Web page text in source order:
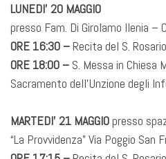
LUNEDI’ 20 MAGGIO
presso Fam. Di Girolamo Ilenia –
ORE 16:30 –Recita del S. Rosario
ORE 18:00 – S. Messa in Chiesa
Sacramento dell’Unzione degli
MARTEDI’ 21 MAGGIOpresso
“La Provvidenza” Via Poggio San